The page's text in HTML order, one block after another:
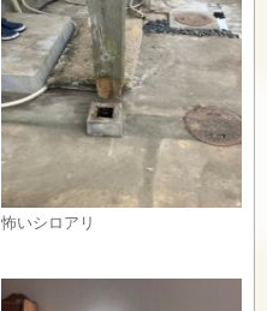
怖いシロアリ